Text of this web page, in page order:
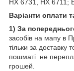
HX 6731, HX 6711;
Варіанти оплати
1) За
засобів на мапу в
тільки за доставку
пошматі не
грошей.